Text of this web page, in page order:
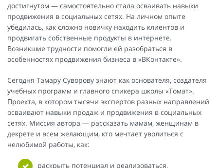
достигнутом — самостоятельно стала осваивать навыки
продвижения в социальных сетях. На личном опыте
убедилась, как сложно новичку находить клиентов и
продвигать собственные продукты в интернете.
Возникшие трудности помогли ей разобраться в
особенностях продвижения бизнеса в «ВКонтакте».
Сегодня Тамару Суворову знают как основателя, создателя
учебных программ и главного спикера школы «Томат».
Проекта, в котором тысячи экспертов разных направлений
осваивают навыки продаж и продвижения в социальных
сетях. Миссия автора — рассказать мамам, женщинам в
декрете и всем желающим, кто мечтает уволиться с
нелюбимой работы, как:
раскрыть потенциал и реализоваться,